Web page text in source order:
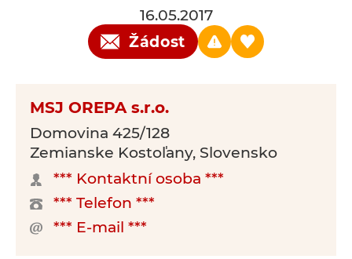
16.05.2017
Žádost
MSJ OREPA s.r.o.
Domovina 425/128
Zemianske Kostoľany, Slovensko
*** Kontaktní osoba ***
*** Telefon ***
*** E-mail ***